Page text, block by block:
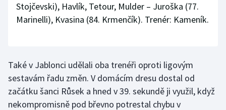
Ostatní
Stojčevski), Havlík, Tetour, Mulder – Juroška (77.
Marinelli), Kvasina (84. Krmenčík). Trenér: Kameník.
Také v Jablonci udělali oba trenéři oproti ligovým
sestavám řadu změn. V domácím dresu dostal od
začátku šanci Růsek a hned v 39. sekundě ji využil, když
nekompromisně pod břevno potrestal chybu v